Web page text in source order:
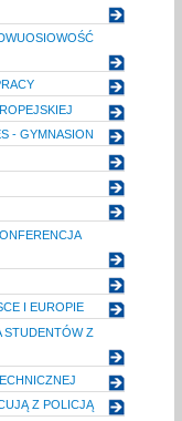
- GYMNASION
I EUROPIE
STUDENTÓW Z
Z POLICJĄ